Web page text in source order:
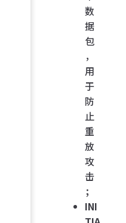
数
据
包
，
用
于
防
止
重
放
攻
击
；
INI